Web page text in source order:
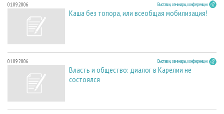
01.09.2006 Выставки, семинары, конференции
Каша без топора, или всеобщая мобилизация!
01.09.2006 Выставки, семинары, конференции
Власть и общество: диалог в Карелии не
состоялся